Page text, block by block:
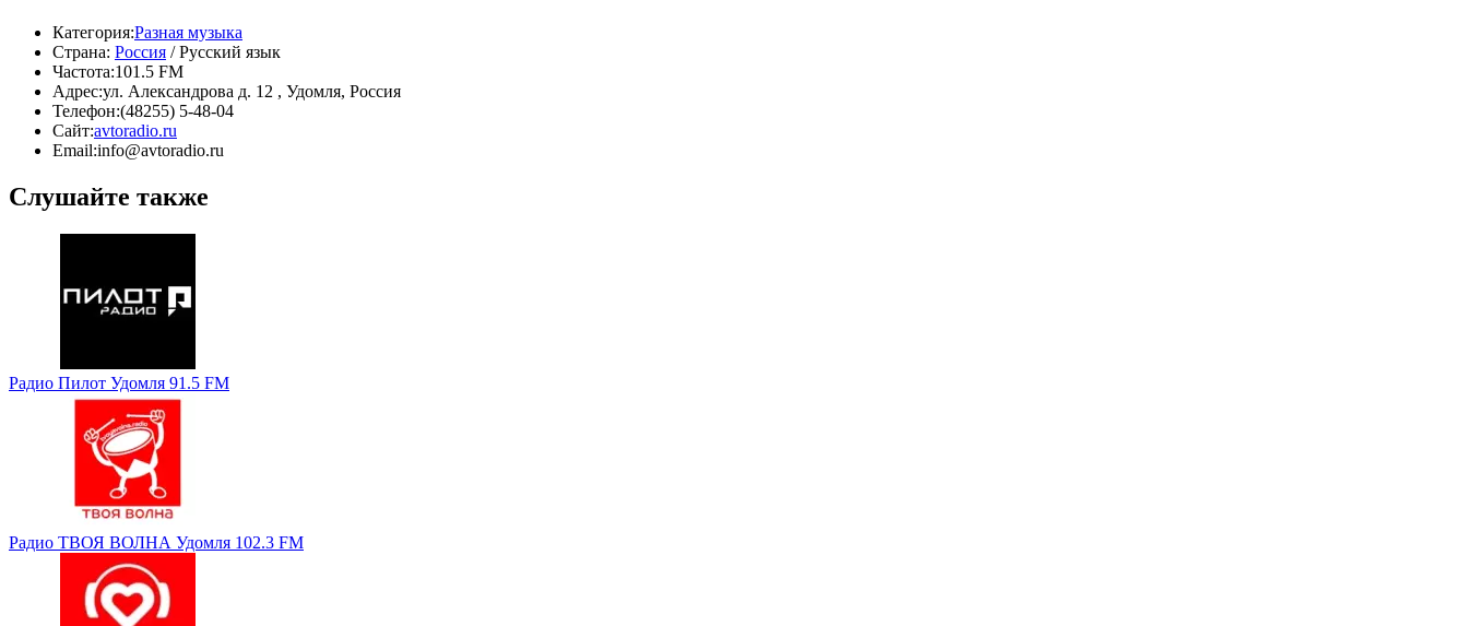
Категория:Разная музыка
Страна: Россия / Русский язык
Частота:101.5 FM
Адрес:ул. Александрова д. 12 , Удомля, Россия
Телефон:(48255) 5-48-04
Сайт:avtoradio.ru
Email:info@avtoradio.ru
Слушайте также
Радио Пилот Удомля 91.5 FM
Радио ТВОЯ ВОЛНА Удомля 102.3 FM